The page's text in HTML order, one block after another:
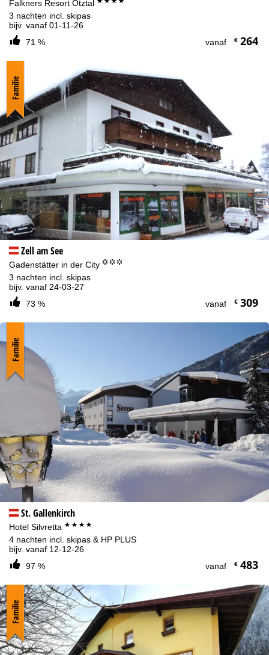
Falkners Resort Ötztal
3 nachten incl. skipas
bijv. vanaf 01-11-26
71 %
vanaf €264
Zell am See
Gadenstätter in der City °°°
3 nachten incl. skipas
bijv. vanaf 24-03-27
73 %
vanaf €309
Familie
St. Gallenkirch
Hotel Silvretta ****
4 nachten incl. skipas & HP PLUS
bijv. vanaf 12-12-26
97 %
vanaf €483
Familie
Familie